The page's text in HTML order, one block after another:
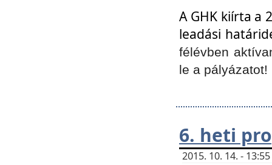
A GHK kiírta a
leadási
félévben
le a pályázatot!
6. heti
2015. 10. 14. -